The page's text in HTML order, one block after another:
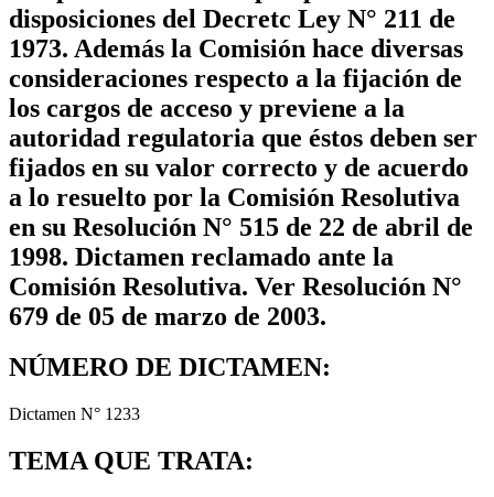
disposiciones del Decretc Ley N° 211 de
1973. Además la Comisión hace diversas
consideraciones respecto a la fijación de
los cargos de acceso y previene a la
autoridad regulatoria que éstos deben ser
fijados en su valor correcto y de acuerdo
a lo resuelto por la Comisión Resolutiva
en su Resolución N° 515 de 22 de abril de
1998. Dictamen reclamado ante la
Comisión Resolutiva. Ver Resolución N°
679 de 05 de marzo de 2003.
NÚMERO DE DICTAMEN:
Dictamen N° 1233
TEMA QUE TRATA: